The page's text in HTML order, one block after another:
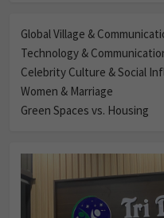
Global Village &
Technology &
Celebrity Culture & Social
Women & Marriage
Green Spaces vs. Housing